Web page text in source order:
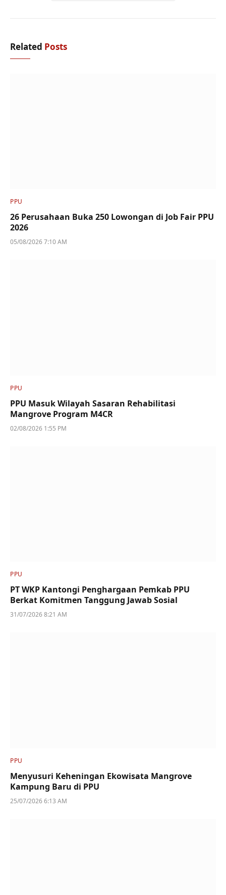
Related Posts
PPU
26 Perusahaan Buka 250 Lowongan di Job Fair PPU
2026
05/08/2026 7:10 AM
PPU
PPU Masuk Wilayah Sasaran Rehabilitasi
Mangrove Program M4CR
02/08/2026 1:55 PM
PPU
PT WKP Kantongi Penghargaan Pemkab PPU
Berkat Komitmen Tanggung Jawab Sosial
31/07/2026 8:21 AM
PPU
Menyusuri Keheningan Ekowisata Mangrove
Kampung Baru di PPU
25/07/2026 6:13 AM